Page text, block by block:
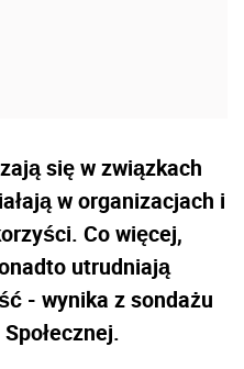
się w związkach
w organizacjach i
Co więcej,
utrudniają
- wynika z sondażu